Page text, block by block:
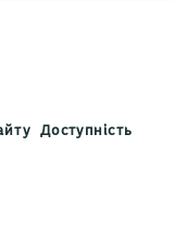
Доступність